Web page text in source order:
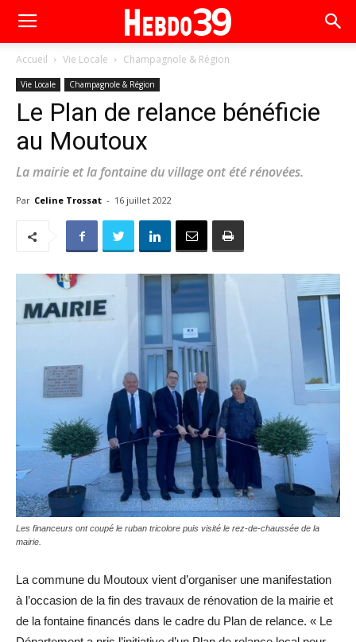
Accueil Vie Locale Champagnole & Région
Vie Locale Champagnole & Région
Le Plan de relance bénéficie
au Moutoux
La mairie et la fontaine du village ont été rénovées.
Par Celine Trossat - 16 juillet 2022
Les financeurs ont coupé le ruban tricolore puis visité le rez-de-chaussée de la
mairie.
La commune du Moutoux vient d’organiser une manifestation
à l’occasion de la fin des travaux de rénovation de la mairie et
de la fontaine financés dans le cadre du Plan de relance. « Le